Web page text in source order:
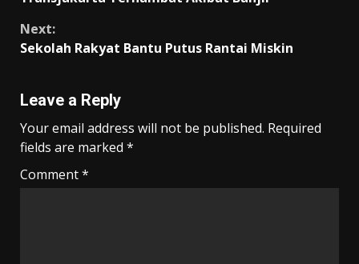
o
k
p
p
m n
k
Reading
Next:
Sekolah Rakyat Bantu Putus Rantai Miskin
Leave a Reply
Your email address will not be published. Required
fields are marked *
Comment*